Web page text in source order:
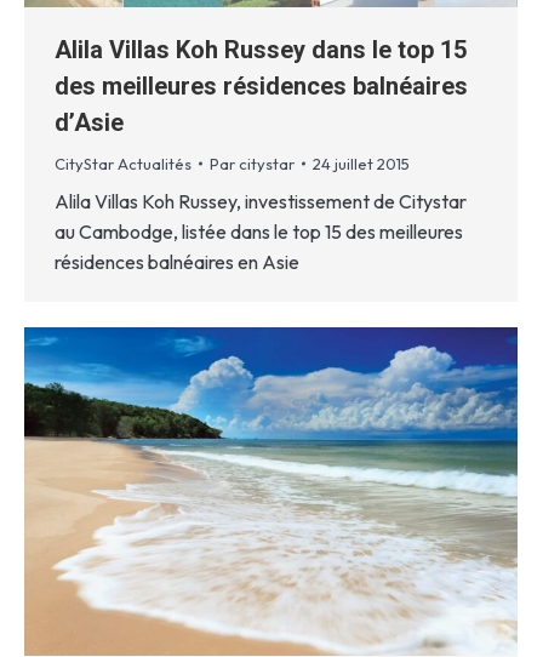
Alila Villas Koh Russey dans le top 15
des meilleures résidences balnéaires
d’Asie
CityStar Actualités Par citystar 24 juillet 2015
Alila Villas Koh Russey, investissement de Citystar
au Cambodge, listée dans le top 15 des meilleures
résidences balnéaires en Asie